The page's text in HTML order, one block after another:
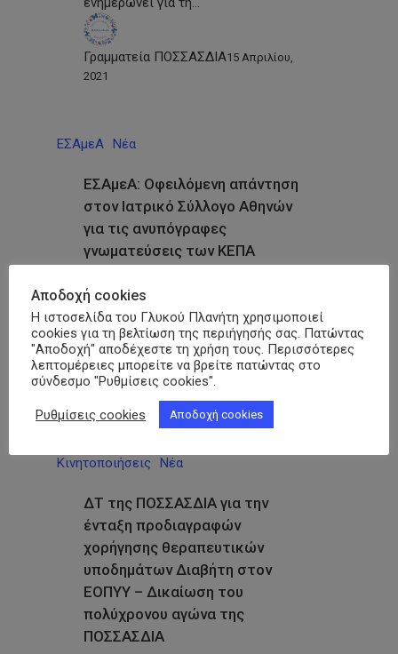
Γραμματεία ΠΟΣΣΑΣΔΙΑ15 Απριλίου,
2021
ΕΣΑμεΑ Νέα
ΕΣΑμεΑ: Οφειλόμενη απάντηση
στον Ιατρικό Σύλλογο Αθηνών
για τις ανυπόγραφες
γνωματεύσεις των ΚΕΠΑ
του Ιατρικού Συλλόγου Αθηνών, στην
οποία μέσω του προέδρου του…
Γραμματεία ΠΟΣΣΑΣΔΙΑ
14 Απριλίου,
Κινητοποιήσεις Νέα
ΔΤ της ΠΟΣΣΑΣΔΙΑ για την
ένταξη προδιαγραφών
χορήγησης θεραπευτικών
υποδημάτων Διαβήτη στον
ΕΟΠΥΥ – Δικαίωση του
πολύχρονου αγώνα της
ΠΟΣΣΑΣΔΙΑ
Αποδοχή cookies
Η ιστοσελίδα του Γλυκού Πλανήτη χρησιμοποιεί
cookies για τη βελτίωση της περιήγησής σας. Πατώντας
"Αποδοχή" αποδέχεστε τη χρήση τους. Περισσότερες
λεπτομέρειες μπορείτε να βρείτε πατώντας στο
σύνδεσμο "Ρυθμίσεις cookies".
Ρυθμίσεις cookies Αποδοχή cookies